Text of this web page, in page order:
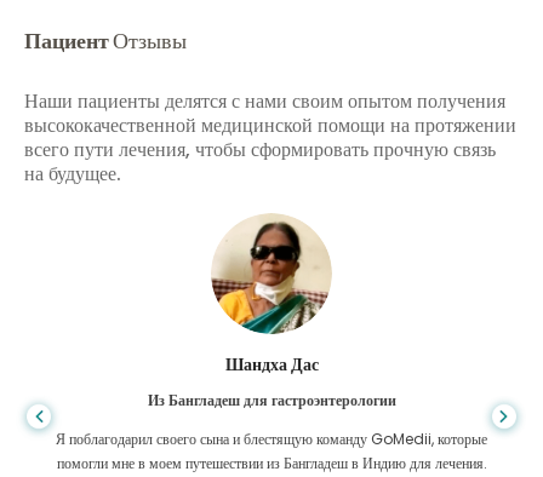
ПациентОтзывы
Наши пациенты делятся с нами своим опытом получения
высококачественной медицинской помощи на протяжении
всего пути лечения, чтобы сформировать прочную связь
на будущее.
Шандха Дас
Из Бангладеш для гастроэнтерологии
Я поблагодарил своего сына и блестящую команду GoMedii, которые
помогли мне в моем путешествии из Бангладеш в Индию для лечения.